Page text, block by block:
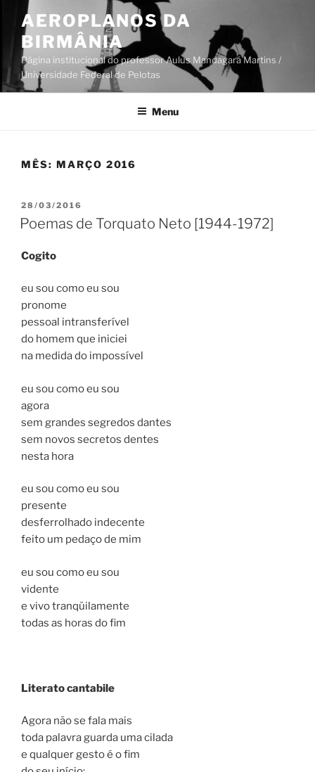
conteúdo
AEROPLANOS DA
BIRMÂNIA
Página institucional do professor Aulus Mandagará Martins /
Universidade Federal de Pelotas
Menu
MÊS: MARÇO 2016
PUBLICADO
EM
28/03/2016
Poemas de Torquato Neto [1944-1972]
Cogito
eu sou como eu sou
pronome
pessoal intransferível
do homem que iniciei
na medida do impossível
eu sou como eu sou
agora
sem grandes segredos dantes
sem novos secretos dentes
nesta hora
eu sou como eu sou
presente
desferrolhado indecente
feito um pedaço de mim
eu sou como eu sou
vidente
e vivo tranqüilamente
todas as horas do fim
Literato cantabile
Agora não se fala mais
toda palavra guarda uma cilada
e qualquer gesto é o fim